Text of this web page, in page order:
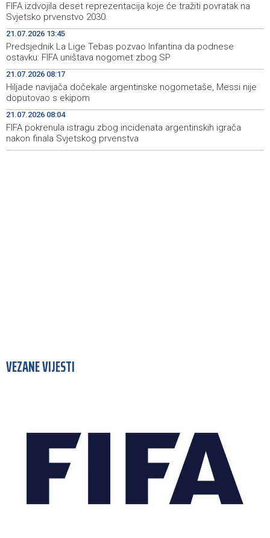
17:15
'Pekijada' u Varešu okupila 37 ekipa iz četiri države
regiona
16:55 U rijeci Krivaji kod Zavidovića utopio se muškarac
16:08 Otvorena džamija u Milatkovićima kod Čajniča
15:55
Zmajice se okupile u Mostaru: Reprezentacija BiH kreće
po novu mediteransku priču
FIFA izdvojila deset reprezentacija koje će tražiti povratak na
Svjetsko prvenstvo 2030.
21.07.2026 13:45
Predsjednik La Lige Tebas pozvao Infantina da podnese
ostavku: FIFA uništava nogomet zbog SP
21.07.2026 08:17
Hiljade navijača dočekale argentinske nogometaše, Messi nije
doputovao s ekipom
21.07.2026 08:04
FIFA pokrenula istragu zbog incidenata argentinskih igrača
nakon finala Svjetskog prvenstva
VEZANE VIJESTI